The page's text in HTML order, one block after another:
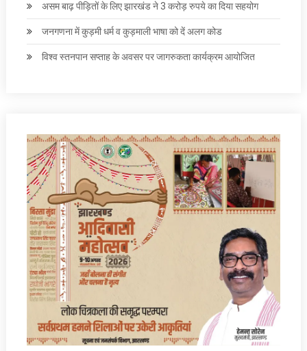
असम बाढ़ पीड़ितों के लिए झारखंड ने 3 करोड़ रुपये का दिया सहयोग
जनगणना में कुड़मी धर्म व कुड़माली भाषा को दें अलग कोड
विश्व स्तनपान सप्ताह के अवसर पर जागरुकता कार्यक्रम आयोजित